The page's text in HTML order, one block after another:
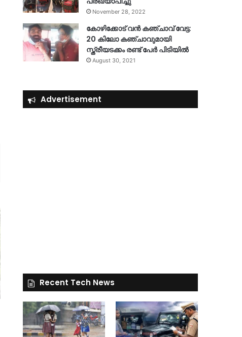
November 28, 2022
കോഴിക്കോട് വൻ കഞ്ചാവ് വേട്ട:
20 കിലോ കഞ്ചാവുമായി
സ്ത്രീയടക്കം രണ്ട് പേർ പിടിയിൽ
August 30, 2021
Advertisement
Recent Tech News